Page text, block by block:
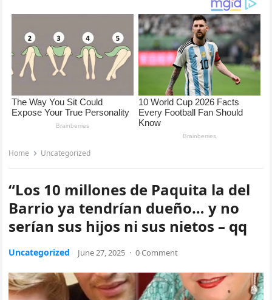
Home Uncategorized
“Los 10 millones de Paquita la del
Barrio ya tendrían dueño… y no
serían sus hijos ni sus nietos – qq
Uncategorized June 27, 2025 · 0 Comment